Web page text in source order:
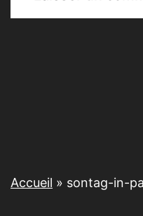
Accueil » sontag-in-